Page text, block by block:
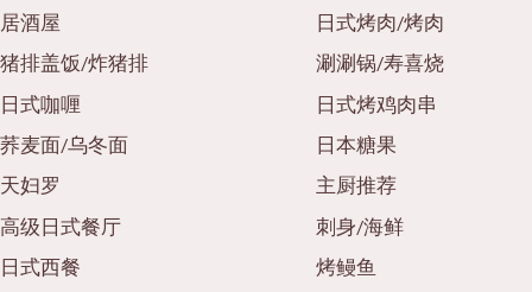
居酒屋
日式烤肉/烤肉
猪排盖饭/炸猪排
涮涮锅/寿喜烧
日式咖喱
日式烤鸡肉串
荞麦面/乌冬面
日本糖果
天妇罗
主厨推荐
高级日式餐厅
刺身/海鲜
日式西餐
烤鳗鱼